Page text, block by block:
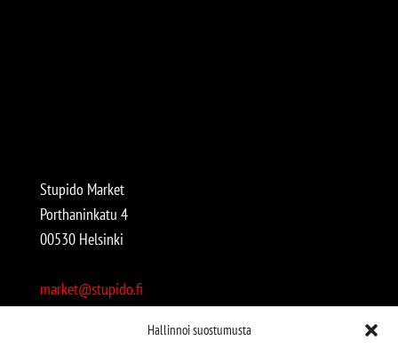
Hallinnoi suostumusta
Stupido Market
Porthaninkatu 4
00530 Helsinki
market@stupido.fi